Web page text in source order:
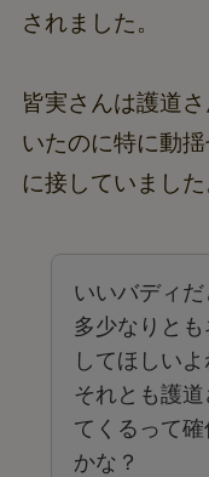
されました。
皆実さんは護道
いたのに特に動
に接していました
いいバディ
多少なりと
してほしい
それとも護
てくるって
かな？